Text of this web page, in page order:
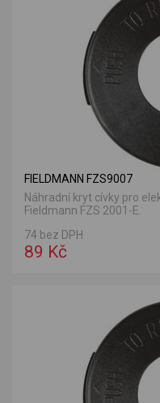
FIELDMANN FZS9007
Náhradní kryt cívky pro
Fieldmann FZS 2001-E.
74 bez DPH
89 Kč